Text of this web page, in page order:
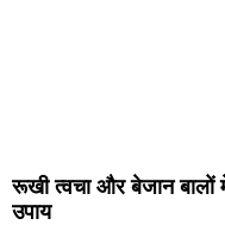
रूखी त्वचा और बेजान बालों
उपाय